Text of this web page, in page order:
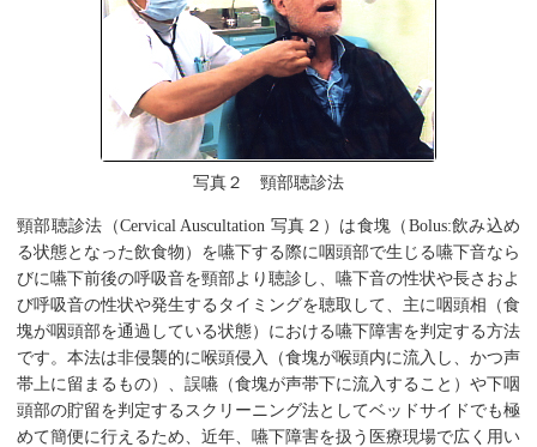
写真２ 頸部聴診法
頸部聴診法（Cervical Auscultation 写真２）は食塊（Bolus:飲み込め
る状態となった飲食物）を嚥下する際に咽頭部で生じる嚥下音なら
びに嚥下前後の呼吸音を頸部より聴診し、嚥下音の性状や長さおよ
び呼吸音の性状や発生するタイミングを聴取して、主に咽頭相（食
塊が咽頭部を通過している状態）における嚥下障害を判定する方法
です。本法は非侵襲的に喉頭侵入（食塊が喉頭内に流入し、かつ声
帯上に留まるもの）、誤嚥（食塊が声帯下に流入すること）や下咽
頭部の貯留を判定するスクリーニング法としてベッドサイドでも極
めて簡便に行えるため、近年、嚥下障害を扱う医療現場で広く用い